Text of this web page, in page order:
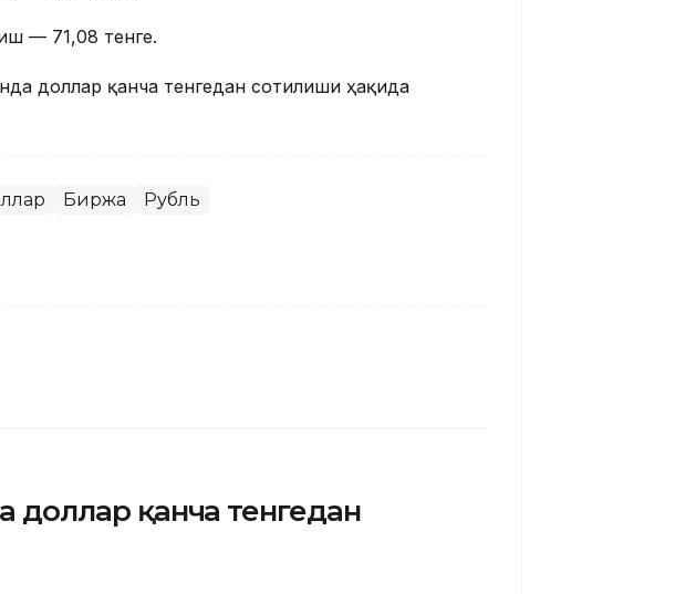
— 71,08 тенге.
доллар қанча тенгедан сотилиши ҳақида
Биржа Рубль
доллар қанча тенгедан